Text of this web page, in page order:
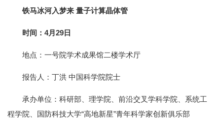
铁马冰河入梦来 量子计算晶体管
时间：4月29日
地点：一号院学术成果馆二楼学术厅
报告人：丁洪 中国科学院院士
承办单位：科研部、理学院、前沿交叉学科学院、系统工
程学院、国防科技大学“高地新星”青年科学家创新俱乐部